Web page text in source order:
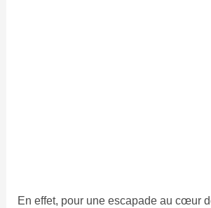
En effet, pour une escapade au cœur